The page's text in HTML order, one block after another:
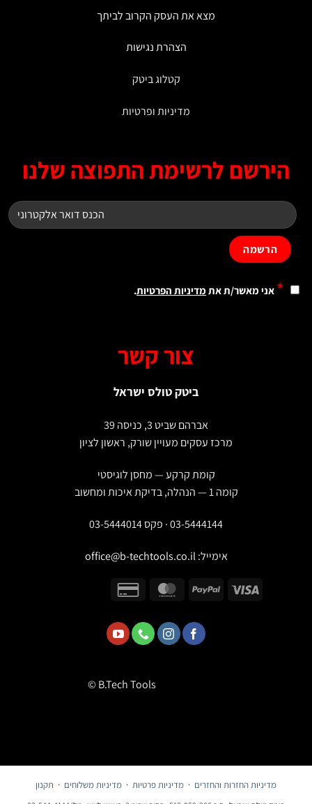
מצא את העסק הקרוב לביתך
הצהרת נגישות
קטלוג ביטק
מדיניות ופרטיות
לרשימת התפוצה שלנו
אני מאשר/ת אתמדיניות הפרטיות.
צור קשר
ביטק טולס ישראל
אברהם שביט 3, כניסה 39
מרכז עסקים מעויין שורק, ראשון לציון
קומת קרקע — מחסן לוגיסטי
03-5444144 · פקס 03-5444014
אימייל:office@b-techtools.co.il
© B.Tech Tools
מדיניות החזרות והחזרים ·מדיניות פרטיות·מדיניות משלוחים·תקנון